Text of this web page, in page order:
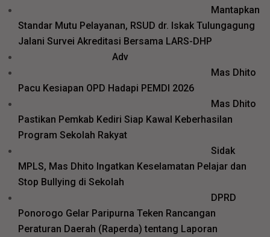
Mantapkan
Standar Mutu Pelayanan, RSUD dr. Iskak Tulungagung
Jalani Survei Akreditasi Bersama LARS-DHP
Adv
Mas Dhito
Pacu Kesiapan OPD Hadapi PEMDI 2026
Mas Dhito
Pastikan Pemkab Kediri Siap Kawal Keberhasilan
Program Sekolah Rakyat
Sidak
MPLS, Mas Dhito Ingatkan Keselamatan Pelajar dan
Stop Bullying di Sekolah
DPRD
Ponorogo Gelar Paripurna Teken Rancangan
Peraturan Daerah (Raperda) tentang Laporan